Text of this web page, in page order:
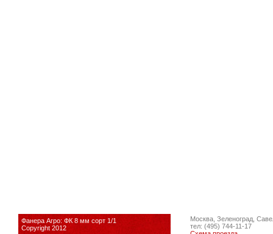
Фанера Агро: ФК 8 мм сорт 1/1
Copyright 2012
Москва, Зеленоград,
тел: (495) 744-11-17